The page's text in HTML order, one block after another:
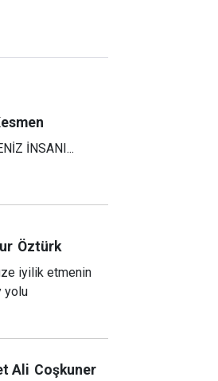
İNSANI...
Öztürk
iyilik etmenin
yolu
Ali Coşkuner